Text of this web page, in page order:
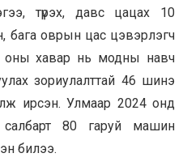
түрэх, давс цацах 10
бага оврын цас цэвэрлэгч
оны хавар нь модны навч
зориулалттай 46 шинэ
ирсэн. Улмаар 2024 онд
80 гаруй машин
билээ.